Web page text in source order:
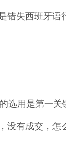
错失西班牙
选用是第一
有成交，怎